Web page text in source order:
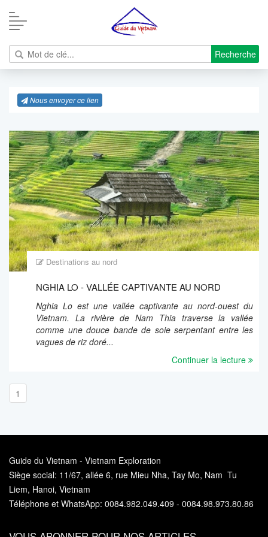
Recherche
Nous envoyer ce lien
Destinations au nord
NGHIA LO - VALLÉE CAPTIVANTE AU NORD
Nghia Lo est une vallée captivante au nord-ouest du
Vietnam. La rivière de Nam Thia traverse la vallée
comme une douce bande de soie serpentant entre les
vagues de riz doré...
Continuer la lecture
1
Guide du Vietnam - Vietnam Exploration
Siège social: 11/67, allée 6, rue Mieu Nha, Tay Mo, Nam Tu
Liem, Hanoi, Vietnam
Téléphone et WhatsApp: 0084.982.049.409 - 0084.98.973.80.86